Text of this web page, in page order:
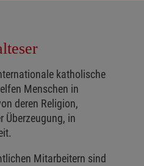
katholische
Menschen in
deren Religion,
Überzeugung, in
Mitarbeitern sind